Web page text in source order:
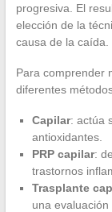
progresiva. El
elección de la
causa de la caída.
Para comprender
diferentes
Capilar: actúa
antioxidantes.
PRP capilar:
trastornos
Trasplante
una evaluación